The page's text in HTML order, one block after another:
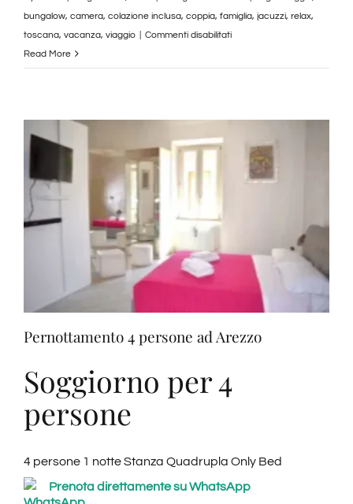
bungalow, camera, colazione inclusa, coppia, famiglia, jacuzzi, relax,
toscana, vacanza, viaggio Commenti disabilitatisu
con
Agricampeggio
Arezzo
Read More
Pernottamento 4 persone ad Arezzo
Soggiorno per 4
persone
4 persone 1 notte Stanza Quadrupla Only Bed
Prenota direttamente su WhatsApp